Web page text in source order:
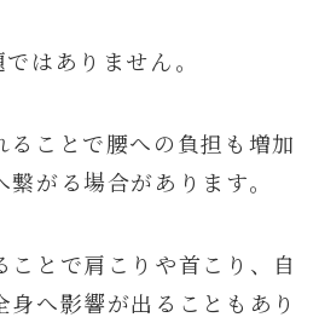
はありません。
ることで腰への負担も増加
がる場合があります。
ことで肩こりや首こり、自
へ影響が出ることもあり